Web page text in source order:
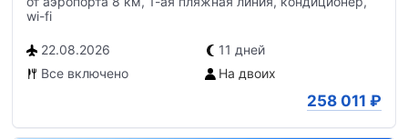
wi-fi
22.08.2026
11 дней
Все включено
На двоих
258 011 ₽